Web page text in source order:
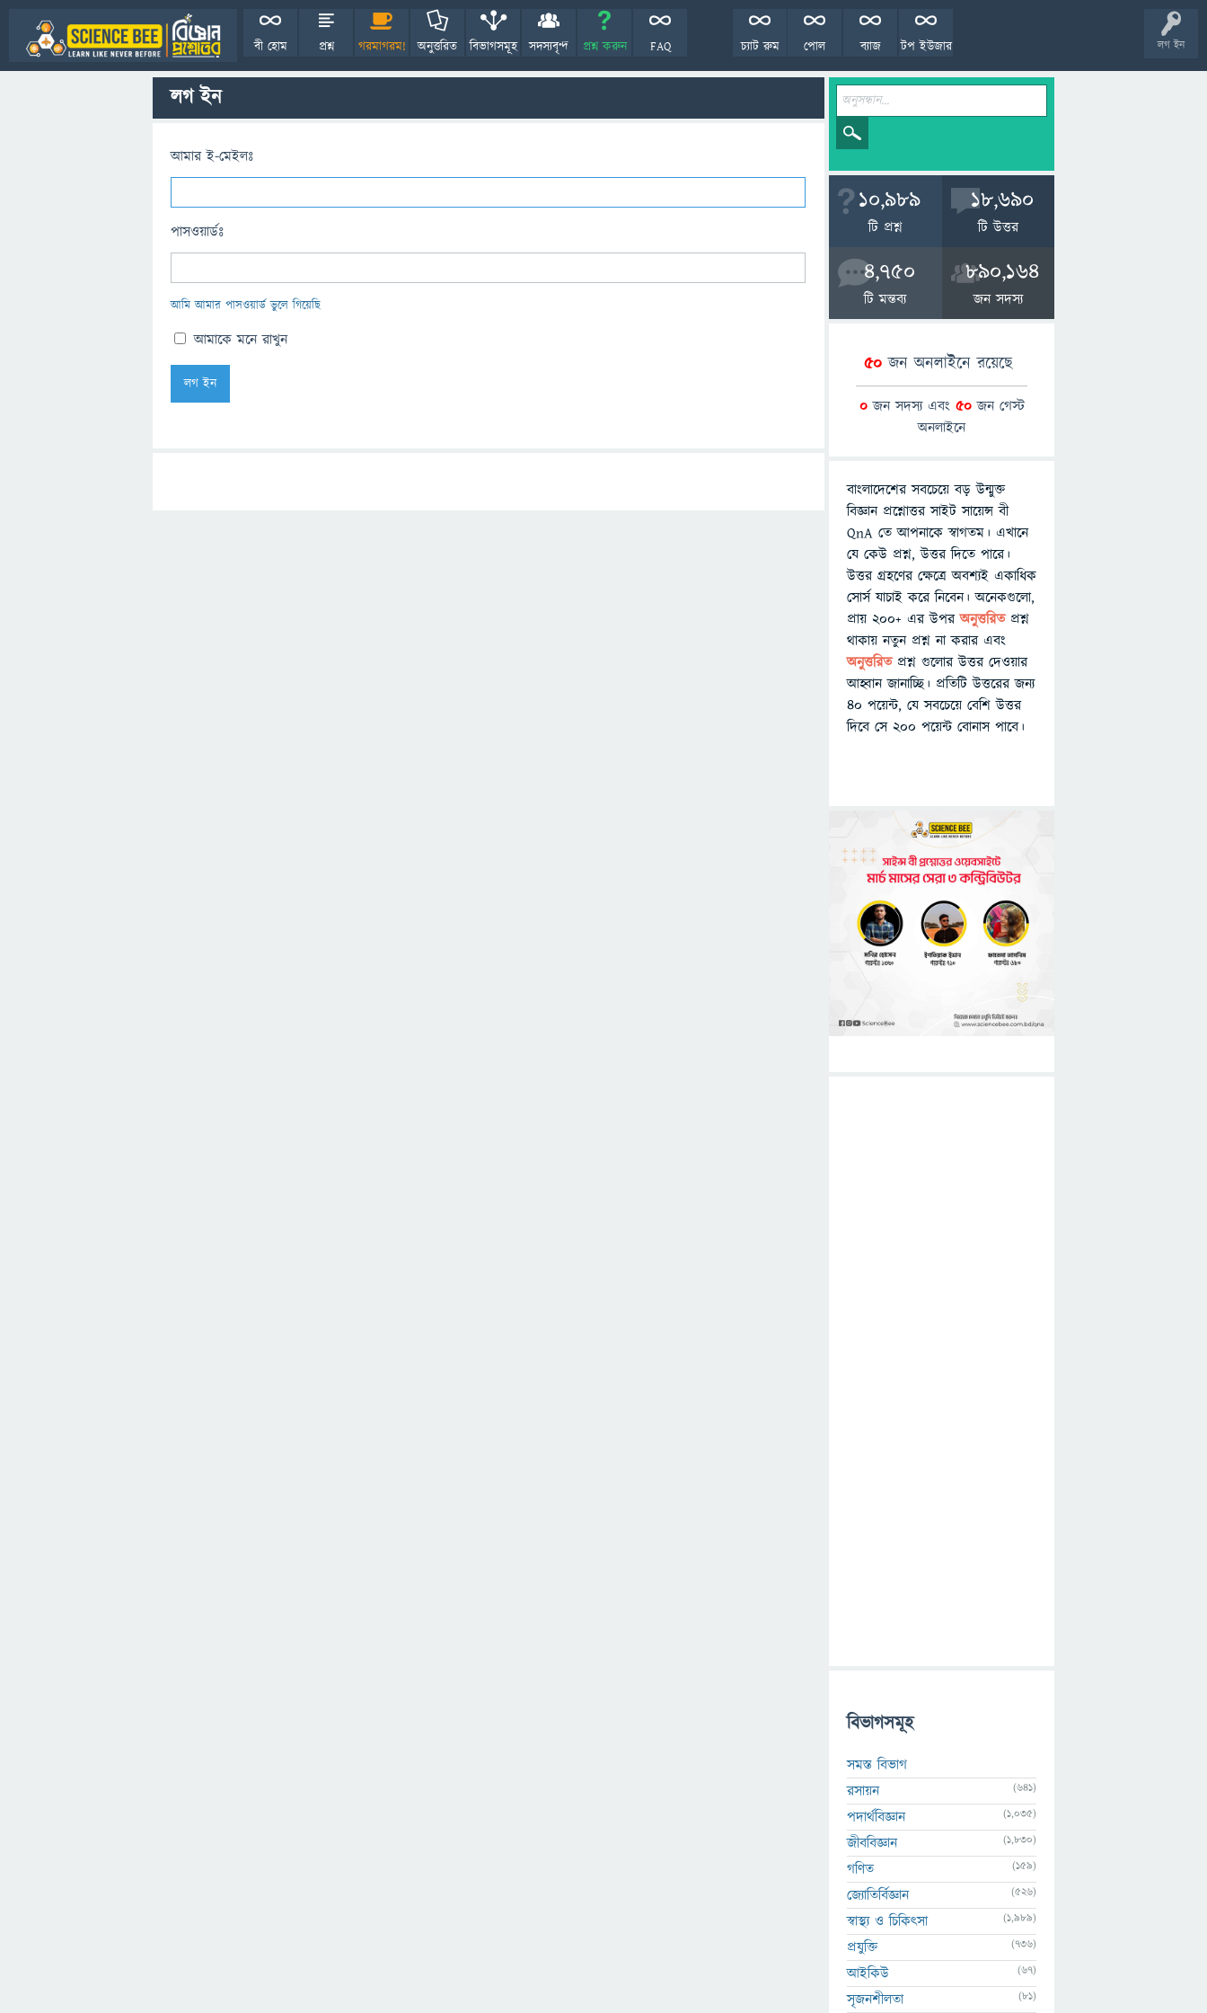
লগ ইন
বী হোম প্রশ্ন গরমাগরম! অনুত্তরিত বিভাগসমূহ সদস্যবৃন্দ প্রশ্ন করুন FAQ টপ ইউজার
ব্যাজ
পোল
চ্যাট রুম
লগ ইন
আমার ই-মেইলঃ
পাসওয়ার্ডঃ
আমি আমার পাসওয়ার্ড ভুলে গিয়েছি
আমাকে মনে রাখুন
10,989
টি প্রশ্ন
18,690
টি উত্তর
4,750
টি মন্তব্য
890,164
জন সদস্য
50জন অনলাইনে রয়েছে
0জন সদস্য এবং 50জন গেস্ট
অনলাইনে
বাংলাদেশের সবচেয়ে বড় উন্মুক্ত
বিজ্ঞান প্রশ্নোত্তর সাইট সায়েন্স বী
QnA তে আপনাকে স্বাগতম। এখানে
যে কেউ প্রশ্ন, উত্তর দিতে পারে।
উত্তর গ্রহণের ক্ষেত্রে অবশ্যই একাধিক
সোর্স যাচাই করে নিবেন। অনেকগুলো,
প্রায় ২০০+ এর উপরঅনুত্তরিতপ্রশ্ন
থাকায় নতুন প্রশ্ন না করার এবং
অনুত্তরিত প্রশ্ন গুলোর উত্তর দেওয়ার
আহ্বান জানাচ্ছি। প্রতিটি উত্তরের জন্য
৪০ পয়েন্ট, যে সবচেয়ে বেশি উত্তর
দিবে সে ২০০ পয়েন্ট বোনাস পাবে।
বিভাগসমূহ
সমস্ত বিভাগ
রসায়ন
(641)
পদার্থবিজ্ঞান (1,035)
জীববিজ্ঞান (1,830)
গণিত (159)
জ্যোতির্বিজ্ঞান (526)
স্বাস্থ্য ও চিকিৎসা (1,989)
প্রযুক্তি (736)
আইকিউ (67)
সৃজনশীলতা (81)